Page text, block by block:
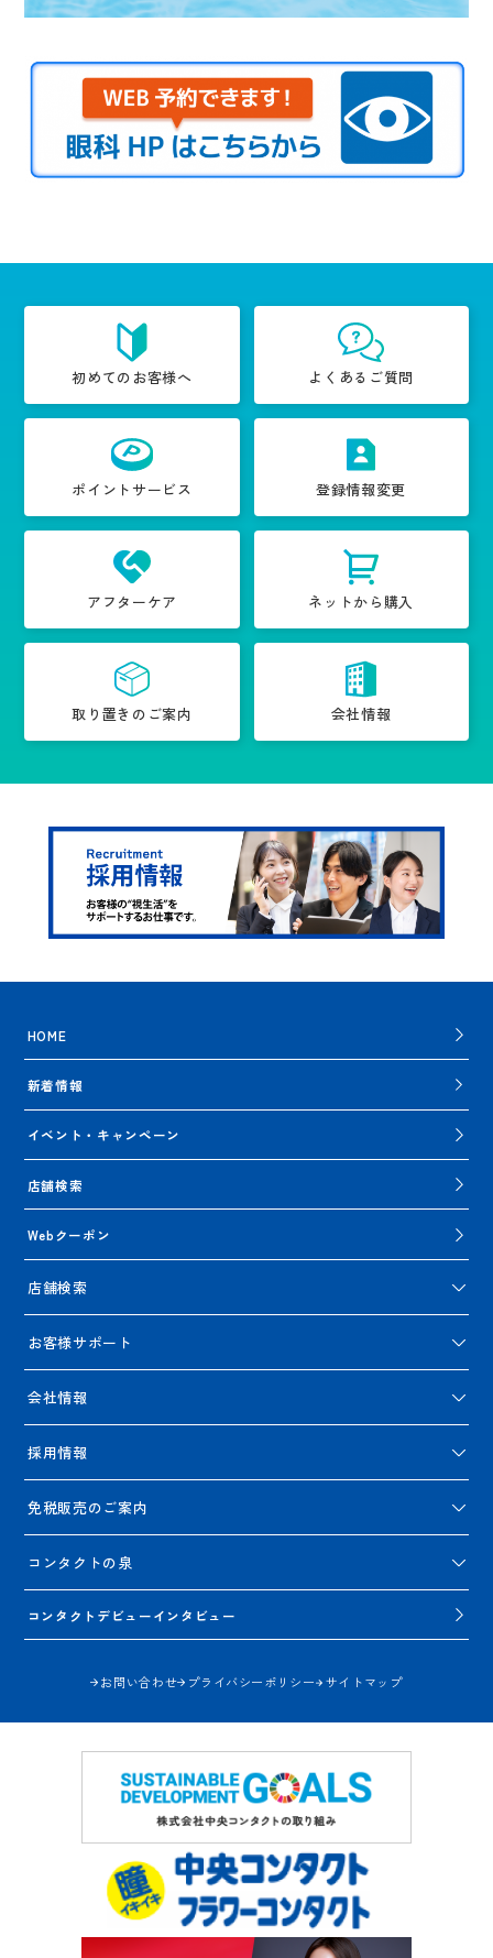
初めてのお客様へ よくあるご質問
ポイントサービス 登録情報変更
アフターケア ネットから購入
取り置きのご案内 会社情報
HOME
新着情報
イベント・キャンペーン
店舗検索
Webクーポン
店舗検索
お客様サポート
会社情報
採用情報
免税販売のご案内
コンタクトの泉
コンタクトデビューインタビュー
お問い合わせ プライバシーポリシー サイトマップ